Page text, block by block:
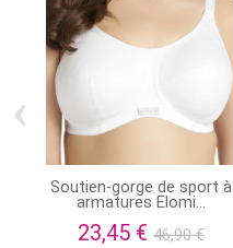
Soutien-gorge de sport à
armatures Elomi...
23,45 € 46,90 €
‹